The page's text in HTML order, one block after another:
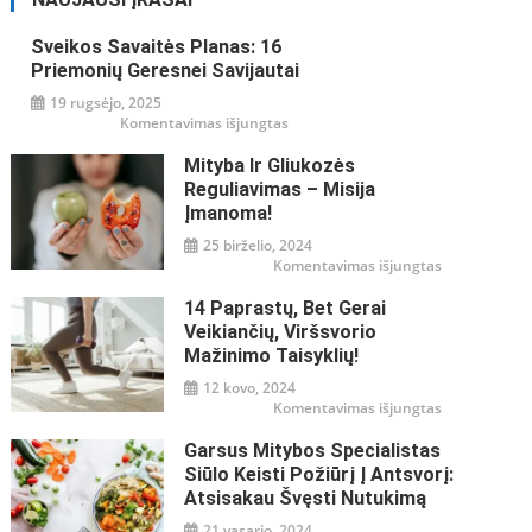
Sveikos Savaitės Planas: 16
Priemonių Geresnei Savijautai
19 rugsėjo, 2025
Komentavimas išjungtasįraše
planas:
16
priemonių
Mityba Ir Gliukozės
Reguliavimas – Misija
Įmanoma!
25 birželio, 2024
Komentavimas išjungtasįraše
14 Paprastų, Bet Gerai
Veikiančių, Viršsvorio
Mažinimo Taisyklių!
12 kovo, 2024
Komentavimas išjungtasįraše
gerai
veikiančių,
Garsus Mitybos Specialistas
Siūlo Keisti Požiūrį Į Antsvorį:
Atsisakau Švęsti Nutukimą